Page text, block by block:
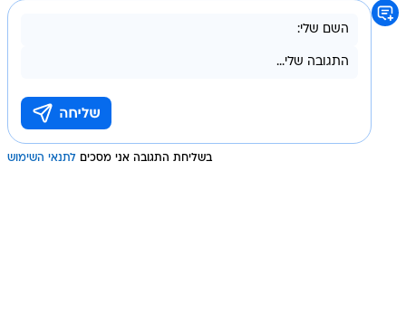
בשליחת התגובה אני מסכים לתנאי השימוש